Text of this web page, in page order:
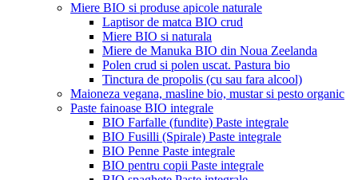
Miere BIO si produse apicole naturale
Laptisor de matca BIO crud
Miere BIO si naturala
Miere de Manuka BIO din Noua Zeelanda
Polen crud si polen uscat. Pastura bio
Tinctura de propolis (cu sau fara alcool)
Maioneza vegana, masline bio, mustar si pesto organic
Paste fainoase BIO integrale
BIO Farfalle (fundite) Paste integrale
BIO Fusilli (Spirale) Paste integrale
BIO Penne Paste integrale
BIO pentru copii Paste integrale